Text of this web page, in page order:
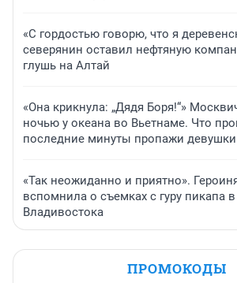
«С гордостью говорю, что я
северянин оставил нефтяную
глушь на Алтай
«Она крикнула: „Дядя Боря!“»
ночью у океана во Вьетнаме. Что
последние минуты пропажи девушки
«Так неожиданно и приятно».
вспомнила о съемках с гуру пикапа
Владивостока
ПРОМОКОДЫ